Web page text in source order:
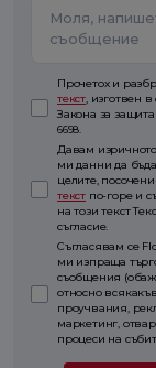
Прочетох и
текст, изготвен в
Закона за
6698.
Давам
ми данни да
целите,
текст по-горе и
на този текст
съгласие.
Съгласявам се
ми изпраща
съобщения
относно
проучвания,
маркетинг,
процеси на